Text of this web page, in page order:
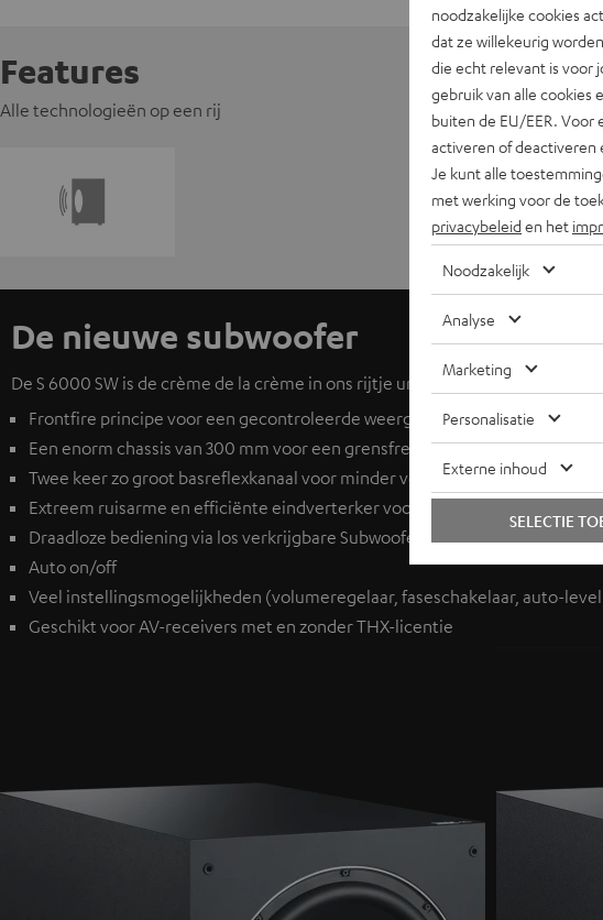
Features
Alle technologieën op een rij
De nieuwe subwoofer
De S 6000 SW is de crème de la crème in ons rijtje universele subwoofers. De
Frontfire principe voor een gecontroleerde weergave
Een enorm chassis van 300 mm voor een grensfrequentie van 28 Hz
Twee keer zo groot basreflexkanaal voor minder vervormingen in de
Extreem ruisarme en efficiënte eindverterker voor een helder volume en
Draadloze bediening via los verkrijgbare Subwoofer Wireless set
Auto on/off
Veel instellingsmogelijkheden (volumeregelaar, faseschakelaar, auto-
Geschikt voor AV-receivers met en zonder THX-licentie
noodzakelijke cookies
dat ze willekeurig
die echt relevant is voor
gebruik van alle cookies
buiten de EU/EER.
activeren of deactiveren
Je kunt alle
met werking voor de
privacybeleid en het
Noodzakelijk
Analyse
Marketing
Personalisatie
Externe inhoud
SELECTIE